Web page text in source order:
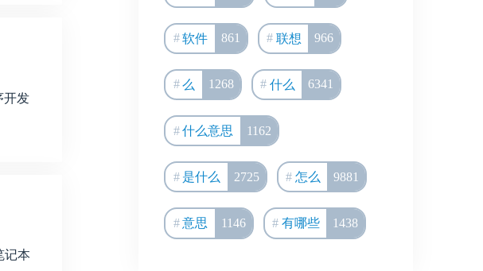
开发
记本
软件 861 联想 966
么 1268 什么 6341
什么意思 1162
是什么 2725 怎么 9881
意思 1146 有哪些 1438